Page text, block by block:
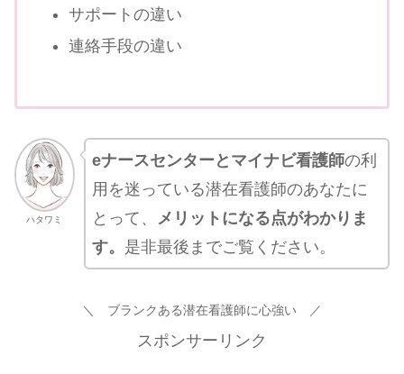
サポートの違い
連絡手段の違い
ハタワミ
eナースセンターとマイナビ看護師の利
用を迷っている潜在看護師のあなたに
とって、 メリットになる点がわかりま
す。 是非最後までご覧ください。
＼ ブランクある潜在看護師に心強い ／
スポンサーリンク